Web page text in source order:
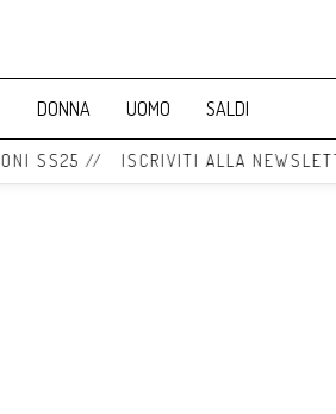
DONNA UOMO SALDI
SS25 // ISCRIVITI ALLA